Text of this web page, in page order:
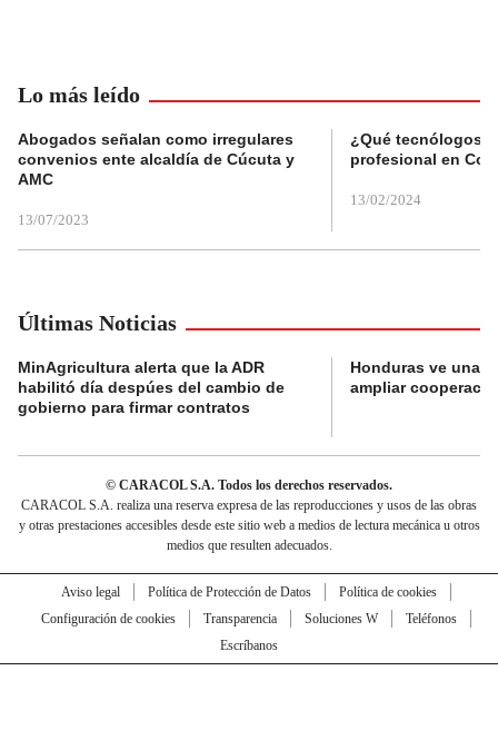
Lo más leído
Abogados señalan como irregulares
convenios ente alcaldía de Cúcuta y
AMC
13/07/2023
¿Qué tecnólogos
profesional en
13/02/2024
Últimas Noticias
MinAgricultura alerta que la ADR
habilitó día despúes del cambio de
gobierno para firmar contratos
Honduras ve una
ampliar
© CARACOL S.A. Todos los derechos reservados.
CARACOL S.A. realiza una reserva expresa de las reproducciones y usos de las obras
y otras prestaciones accesibles desde este sitio web a medios de lectura mecánica u otros
medios que resulten adecuados.
Aviso legal Política de Protección de Datos
Política de cookies
Configuración de cookies
Transparencia Soluciones W
Teléfonos
Escríbanos